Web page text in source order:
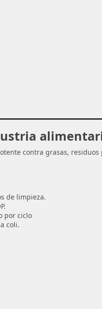
contra grasas,
de limpieza.
por ciclo
coli.